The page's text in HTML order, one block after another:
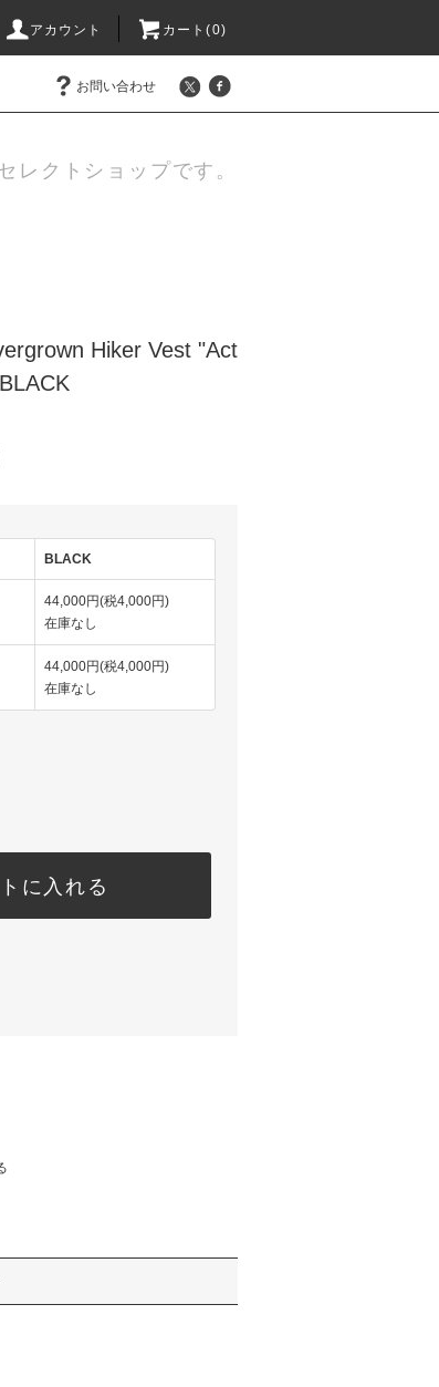
アカウント カート(0)
お問い合わせ
レクトショップです。
Hiker Vest "Act
BLACK
44,000円(税4,000円)
在庫なし
44,000円(税4,000円)
在庫なし
に入れる